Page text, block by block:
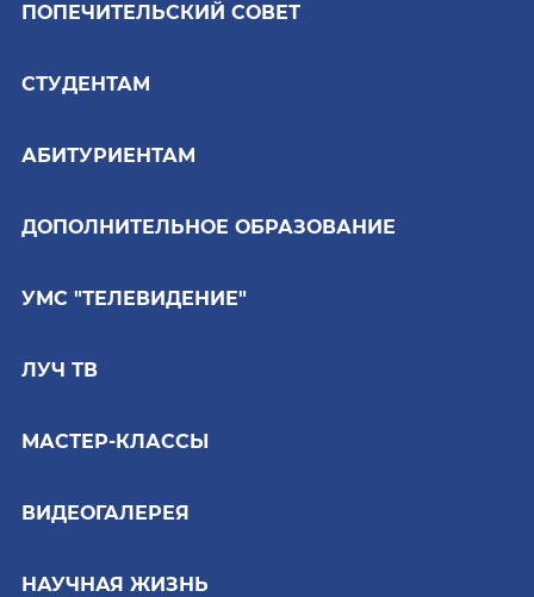
ПОПЕЧИТЕЛЬСКИЙ СОВЕТ
СТУДЕНТАМ
АБИТУРИЕНТАМ
ДОПОЛНИТЕЛЬНОЕ ОБРАЗОВАНИЕ
УМС "ТЕЛЕВИДЕНИЕ"
ЛУЧ ТВ
МАСТЕР-КЛАССЫ
ВИДЕОГАЛЕРЕЯ
НАУЧНАЯ ЖИЗНЬ